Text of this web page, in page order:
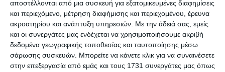
αποστέλλονται από μια συσκευή για εξατομικευμένες διαφημίσεις
και περιεχόμενο, μέτρηση διαφήμισης και περιεχομένου, έρευνα
ακροατηρίου και ανάπτυξη υπηρεσιών. Με την άδειά σας, εμείς
και οι συνεργάτες μας ενδέχεται να χρησιμοποιήσουμε ακριβή
δεδομένα γεωγραφικής τοποθεσίας και ταυτοποίησης μέσω
σάρωσης συσκευών. Μπορείτε να κάνετε κλικ για να συναινέσετε
στην επεξεργασία από εμάς και τους 1731 συνεργάτες μας όπως
ΠΛΗΡΟΦΟΡΊΕΣ